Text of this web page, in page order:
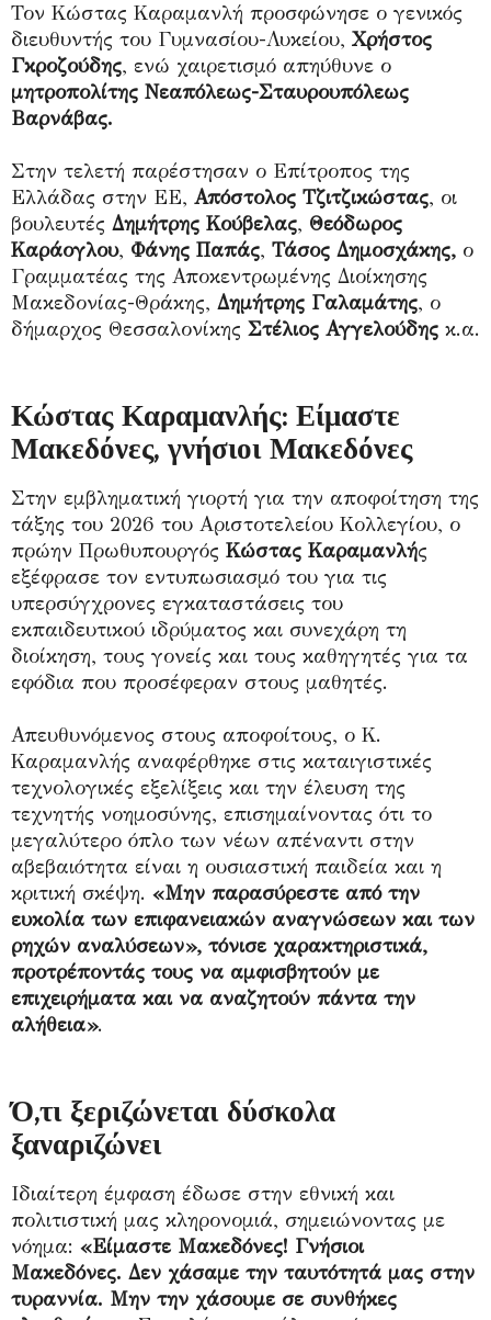
Τον Κώστας Καραμανλή προσφώνησε ο γενικός
διευθυντής του Γυμνασίου-Λυκείου, Χρήστος
Γκροζούδης, ενώ χαιρετισμό απηύθυνε ο
μητροπολίτης Νεαπόλεως-Σταυρουπόλεως
Βαρνάβας.
Στην τελετή παρέστησαν ο Επίτροπος της
Ελλάδας στην ΕΕ, Απόστολος Τζιτζικώστας, οι
βουλευτές Δημήτρης Κούβελας, Θεόδωρος
Καράογλου, Φάνης Παπάς, Τάσος Δημοσχάκης, ο
Γραμματέας της Αποκεντρωμένης Διοίκησης
Μακεδονίας-Θράκης, Δημήτρης Γαλαμάτης, ο
δήμαρχος Θεσσαλονίκης Στέλιος Αγγελούδης κ.α.
Κώστας Καραμανλής: Είμαστε
Μακεδόνες, γνήσιοι Μακεδόνες
Στην εμβληματική γιορτή για την αποφοίτηση της
τάξης του 2026 του Αριστοτελείου Κολλεγίου, ο
πρώην Πρωθυπουργός Κώστας Καραμανλής
εξέφρασε τον εντυπωσιασμό του για τις
υπερσύγχρονες εγκαταστάσεις του
εκπαιδευτικού ιδρύματος και συνεχάρη τη
διοίκηση, τους γονείς και τους καθηγητές για τα
εφόδια που προσέφεραν στους μαθητές.
Απευθυνόμενος στους αποφοίτους, ο Κ.
Καραμανλής αναφέρθηκε στις καταιγιστικές
τεχνολογικές εξελίξεις και την έλευση της
τεχνητής νοημοσύνης, επισημαίνοντας ότι το
μεγαλύτερο όπλο των νέων απέναντι στην
αβεβαιότητα είναι η ουσιαστική παιδεία και η
κριτική σκέψη. «Μην παρασύρεστε από την
ευκολία των επιφανειακών αναγνώσεων και των
ρηχών αναλύσεων», τόνισε χαρακτηριστικά,
προτρέποντάς τους να αμφισβητούν με
επιχειρήματα και να αναζητούν πάντα την
αλήθεια».
Ό,τι ξεριζώνεται δύσκολα
ξαναριζώνει
Ιδιαίτερη έμφαση έδωσε στην εθνική και
πολιτιστική μας κληρονομιά, σημειώνοντας με
νόημα: «Είμαστε Μακεδόνες! Γνήσιοι
Μακεδόνες. Δεν χάσαμε την ταυτότητά μας στην
τυραννία. Μην την χάσουμε σε συνθήκες